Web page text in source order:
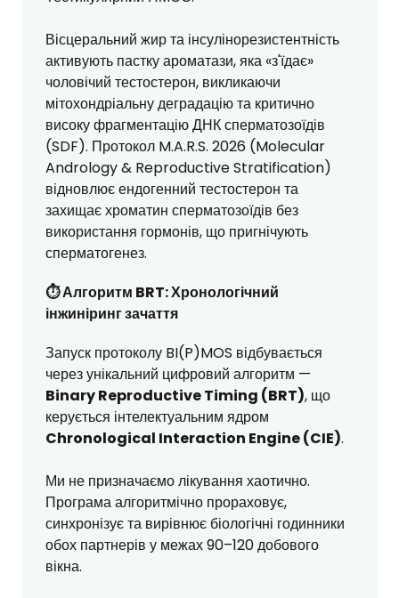
Вісцеральний жир та інсулінорезистентність
активують пастку ароматази, яка «з'їдає»
чоловічий тестостерон, викликаючи
мітохондріальну деградацію та критично
високу фрагментацію ДНК сперматозоїдів
(SDF). Протокол M.A.R.S. 2026 (Molecular
Andrology & Reproductive Stratification)
відновлює ендогенний тестостерон та
захищає хроматин сперматозоїдів без
використання гормонів, що пригнічують
сперматогенез.
⏱️ Алгоритм BRT: Хронологічний
інжиніринг зачаття
Запуск протоколу BI(P)MOS відбувається
через унікальний цифровий алгоритм —
Binary Reproductive Timing (BRT), що
керується інтелектуальним ядром
Chronological Interaction Engine (CIE).
Ми не призначаємо лікування хаотично.
Програма алгоритмічно прораховує,
синхронізує та вирівнює біологічні годинники
обох партнерів у межах 90–120 добового
вікна.